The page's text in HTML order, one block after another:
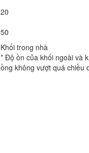
20
50
Khối trong nhà
* Độ ồn của khối ngoài và
ồng không vượt quá chiều